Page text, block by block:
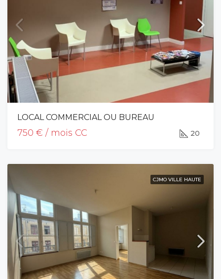
LOCAL COMMERCIAL OU BUREAU
750 € / mois CC 20
CJMO VILLE HAUTE